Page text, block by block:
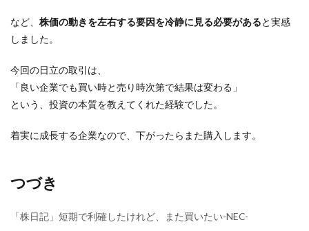
など、 株価の動きを左右する要因を冷静に見る必要があると実感
しました。
今回の日立の取引は、
「良い企業でも買い時と売り時次第で結果は変わる」
という、投資の本質を教えてくれた経験でした。
着実に成長する企業なので、下がったらまた購入します。
つづき
「株日記」短期で利確したけれど、また買いたい-NEC-